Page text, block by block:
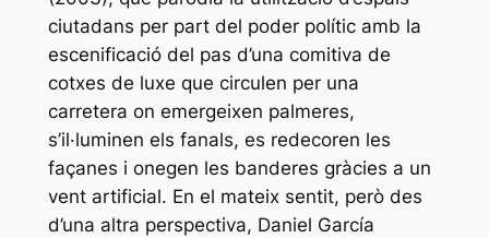
ciutadans per part del poder polític amb la
escenificació del pas d’una comitiva de
cotxes de luxe que circulen per una
carretera on emergeixen palmeres,
s’il·luminen els fanals, es redecoren les
façanes i onegen les banderes gràcies a un
vent artificial. En el mateix sentit, però des
d’una altra perspectiva, Daniel García